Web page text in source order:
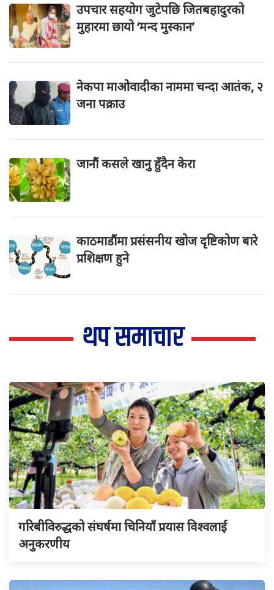
उपचार सहयोग जुटेपछि जितबहादुरको
मुहारमा छायो ‘मन्द मुस्कान’
नेकपा माओवादीका नाममा चन्दा आतंक, २
जना पक्राउ
जानौं कसले खानु हुँदैन केरा
काठमाडौंमा प्रसंसनीय खोज दृष्टिकोण बारे
प्रशिक्षण हुने
थप समाचार
गरिबीविरुद्धको संघर्षमा चिनियाँ प्रयास विश्वलाई
अनुकरणीय